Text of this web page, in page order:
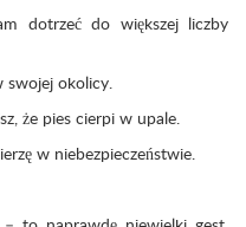
dotrzeć do większej liczby
swojej okolicy.
że pies cierpi w upale.
w niebezpieczeństwie.